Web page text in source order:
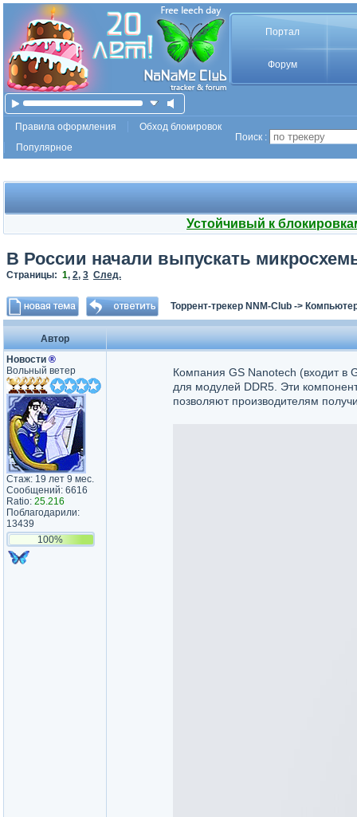
Портал
Форум
Правила оформления
Обход блокировок
Популярное
Поиск :
Устойчивый к
В России начали выпускать
Страницы: 1, 2, 3 След.
Торрент-трекер NNM-Club ->
Автор
Новости ®
Вольный ветер
Стаж: 19 лет 9 мес.
Сообщений: 6616
Ratio: 25.216
Поблагодарили:
13439
100%
Компания GS Nanotech (входит в
для модулей DDR5. Эти
позволяют производителям